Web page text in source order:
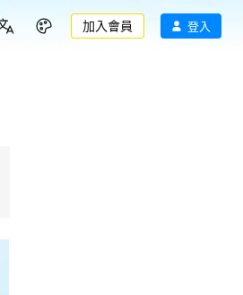
加入會員 登入